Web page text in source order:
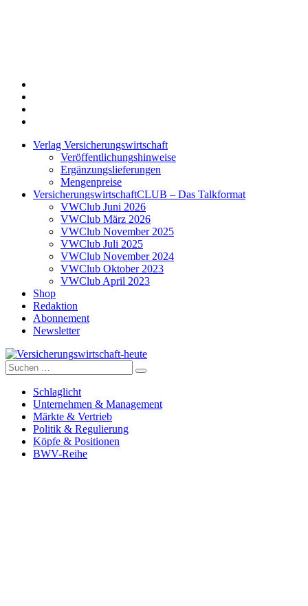
Verlag Versicherungswirtschaft
Veröffentlichungshinweise
Ergänzungslieferungen
Mengenpreise
VersicherungswirtschaftCLUB – Das Talkformat
VWClub Juni 2026
VWClub März 2026
VWClub November 2025
VWClub Juli 2025
VWClub November 2024
VWClub Oktober 2023
VWClub April 2023
Shop
Redaktion
Abonnement
Newsletter
Versicherungswirtschaft-heute
Suche
nach:
Schlaglicht
Unternehmen & Management
Märkte & Vertrieb
Politik & Regulierung
Köpfe & Positionen
BWV-Reihe